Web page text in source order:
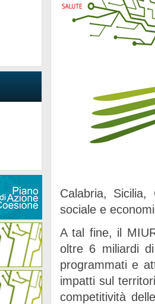
Calabria, Sicilia,
sociale e
A tal fine, il
oltre 6 miliardi
programmati e
impatti sul
competitività